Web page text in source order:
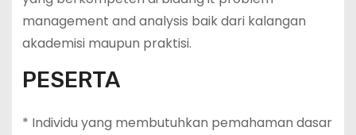
management and analysis baik dari kalangan
akademisi maupun praktisi.
PESERTA
* Individu yang membutuhkan pemahaman dasar